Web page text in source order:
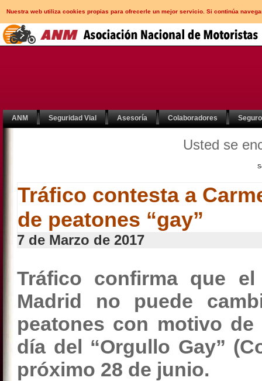
Nuestra web utiliza cookies propias para ofrecerle un mejor servicio. Si continúa
ANM Seguridad Vial Asesoría Colaboradores
Usted se
Tráfico contesta a
de peatones “gay”
7 de Marzo de 2017
Tráfico confirma que el
Madrid no puede
peatones con motivo
día del “Orgullo Gay”
próximo 28 de junio.